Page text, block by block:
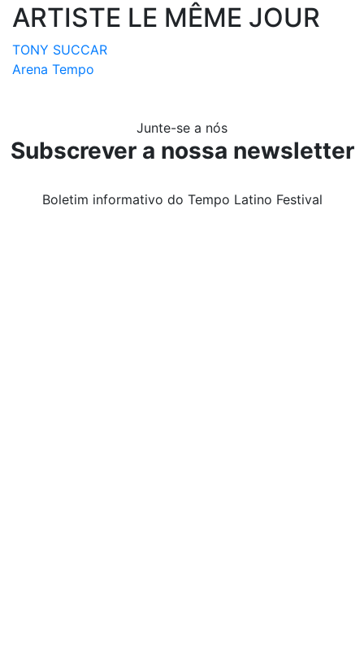
ARTISTE LE MÊME JOUR
TONY SUCCAR
Arena Tempo
Junte-se a nós
Subscrever a nossa newsletter
Boletim informativo do Tempo Latino Festival